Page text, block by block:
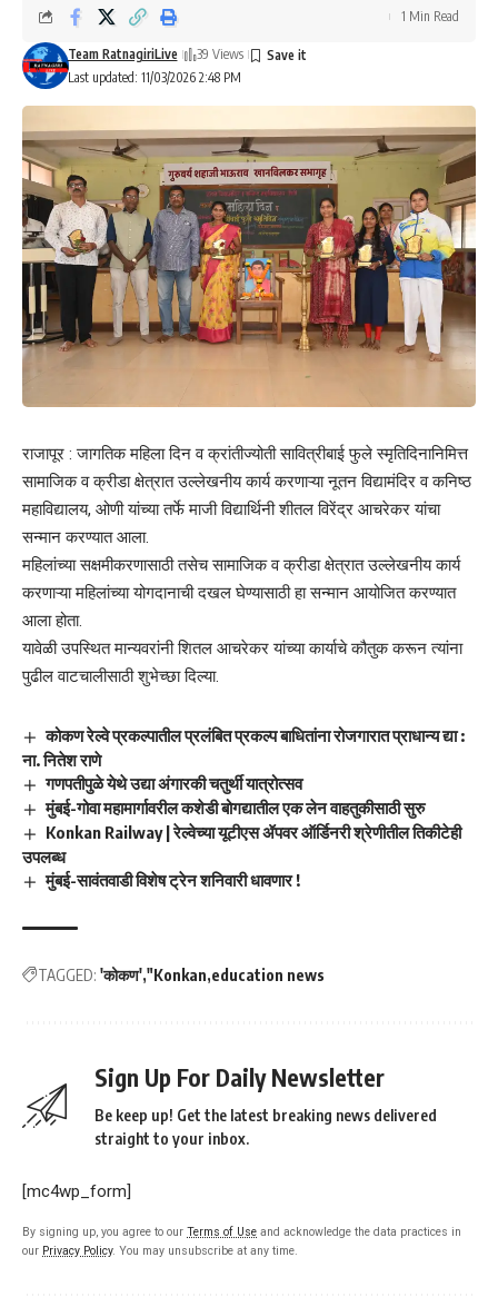
Last updated: 11/03/2026 2:48 PM
Team RatnagiriLive 39 Views
1 Min Read
राजापूर : जागतिक महिला दिन व क्रांतीज्योती सावित्रीबाई फुले स्मृतिदिनानिमित्त
सामाजिक व क्रीडा क्षेत्रात उल्लेखनीय कार्य करणाऱ्या नूतन विद्यामंदिर व कनिष्ठ
महाविद्यालय, ओणी यांच्या तर्फे माजी विद्यार्थिनी शीतल विरेंद्र आचरेकर यांचा
सन्मान करण्यात आला.
महिलांच्या सक्षमीकरणासाठी तसेच सामाजिक व क्रीडा क्षेत्रात उल्लेखनीय कार्य
करणाऱ्या महिलांच्या योगदानाची दखल घेण्यासाठी हा सन्मान आयोजित करण्यात
आला होता.
यावेळी उपस्थित मान्यवरांनी शितल आचरेकर यांच्या कार्याचे कौतुक करून त्यांना
पुढील वाटचालीसाठी शुभेच्छा दिल्या.
कोकण रेल्वे प्रकल्पातील प्रलंबित प्रकल्प बाधितांना रोजगारात प्राधान्य द्या :
ना. नितेश राणे
गणपतीपुळे येथे उद्या अंगारकी चतुर्थी यात्रोत्सव
मुंबई-गोवा महामार्गावरील कशेडी बोगद्यातील एक लेन वाहतुकीसाठी सुरु
Konkan Railway | रेल्वेच्या यूटीएस ॲपवर ऑर्डिनरी श्रेणीतील तिकीटेही
उपलब्ध
मुंबई-सावंतवाडी विशेष ट्रेन शनिवारी धावणार !
TAGGED: 'कोकण' "Konkan education news
Sign Up For Daily Newsletter
Be keep up! Get the latest breaking news delivered
straight to your inbox.
[mc4wp_form]
By signing up, you agree to our Terms of Use and acknowledge the data practices in
our Privacy Policy. You may unsubscribe at any time.